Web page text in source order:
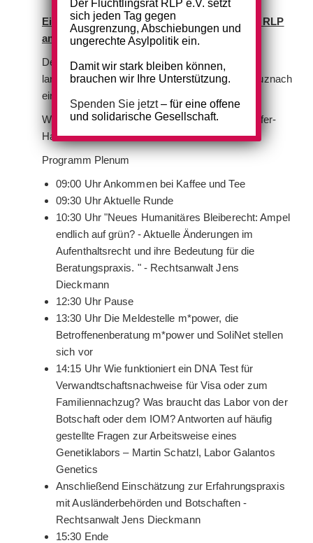
Einladung zum Plenum des Flüchtlingsrates RLP
am Donnerstag, den 22. September 2022
Der Flüchtlingsrat RLP e.V. lädt herzlich zum
landesweiten Vernetzungstreffen nach Bad Kreuznach
ein.
Wir treffen uns ab 9:00 Uhr im Dietrich-Bonhoeffer-
Haus, Kurhausstr. 6, 55543 Bad Kreuznach.
Programm Plenum
09:00 Uhr Ankommen bei Kaffee und Tee
09:30 Uhr Aktuelle Runde
10:30 Uhr "Neues Humanitäres Bleiberecht: Ampel
endlich auf grün? - Aktuelle Änderungen im
Aufenthaltsrecht und ihre Bedeutung für die
Beratungspraxis. " - Rechtsanwalt Jens
Dieckmann
12:30 Uhr Pause
13:30 Uhr Die Meldestelle m*power, die
Betroffenenberatung m*power und SoliNet stellen
sich vor
14:15 Uhr Wie funktioniert ein DNA Test für
Verwandtschaftsnachweise für Visa oder zum
Familiennachzug? Was braucht das Labor von der
Botschaft oder dem IOM? Antworten auf häufig
gestellte Fragen zur Arbeitsweise eines
Genetiklabors – Martin Schatzl, Labor Galantos
Genetics
Anschließend Einschätzung zur Erfahrungspraxis
mit Ausländerbehörden und Botschaften -
Rechtsanwalt Jens Dieckmann
15:30 Ende
Der Flüchtlingsrat RLP e.V. setzt
sich jeden Tag gegen
Ausgrenzung, Abschiebungen und
ungerechte Asylpolitik ein.
Damit wir stark bleiben können,
brauchen wir Ihre Unterstützung.
Spenden Sie jetzt– für eine offene
und solidarische Gesellschaft.